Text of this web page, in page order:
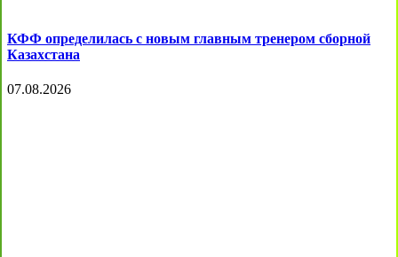
КФФ определилась с новым главным тренером сборной
Казахстана
07.08.2026